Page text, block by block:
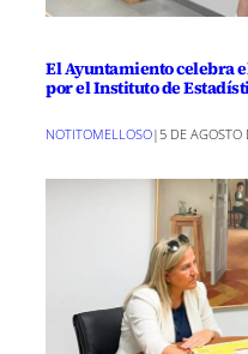
El Ayuntamiento celebra
por el Instituto de
NOTITOMELLOSO|5 DE AGOSTO